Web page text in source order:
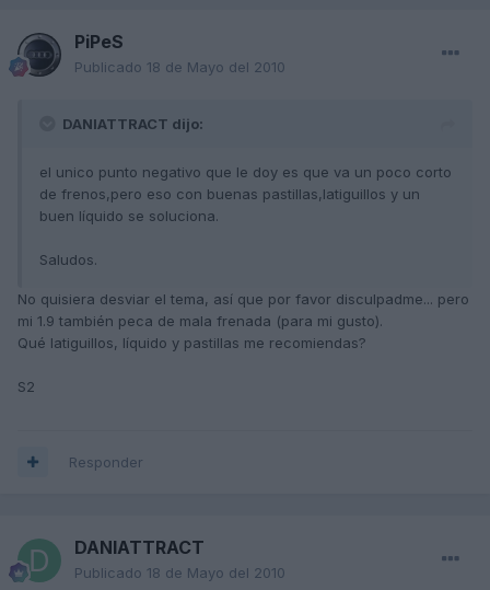
PiPeS
Publicado 18 de Mayo del 2010
DANIATTRACT dijo:
el unico punto negativo que le doy es que va un poco corto
de frenos,pero eso con buenas pastillas,latiguillos y un
buen líquido se soluciona.
Saludos.
No quisiera desviar el tema, así que por favor disculpadme... pero
mi 1.9 también peca de mala frenada (para mi gusto).
Qué latiguillos, líquido y pastillas me recomiendas?
S2
Responder
DANIATTRACT
Publicado 18 de Mayo del 2010